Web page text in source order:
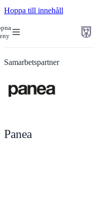
Hoppa till innehåll
Samarbetspartner
Panea